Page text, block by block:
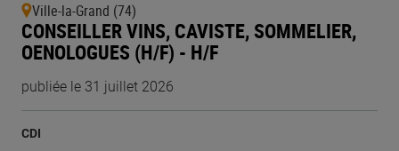
Ville-la-Grand (74)
CONSEILLER VINS, CAVISTE, SOMMELIER,
OENOLOGUES (H/F) - H/F
publiée le 31 juillet 2026
CDI